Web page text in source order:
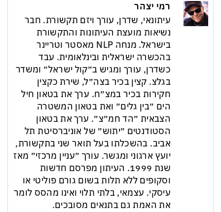
רמי יצהר
עיתונאי, שדרן, עורך ויזם תקשורת. חבר
נשיאות מועצת העיתונות והתקשורת
בישראל. מנחה NLP מאסטר וטריינר
בהכשרה ישראלית ובינלאומית. עבד
כשדרן, עורך ומגיש ב״קול ישראל״ ומשדר
בגלצ. קצין בכיר בצה״ל, שירת כקצין
חקירות בכיר במצ״ח. ערך את בטאון חיל
הים ״בין גלים״ ואת בטאון המשטרה
הצבאית ״הד חמ״צ״. ערך את בטאון
הסטודנטים ״יתוש״ של אוניברסיטת תל
אביב. בהשכלתו בעל תואר שני בתקשורת,
יועץ ארגוני ומגשר. עורך ״עניין מרכזי״ מאז
שנת 1999. העיתון מפרסם חדשות
וסקופים ללא תלות בשום גורם פוליטי או
עיסקי. עצמאי, בלתי תלוי ואינו מהסס לומר
את האמת גם בתנאים מסובכים.